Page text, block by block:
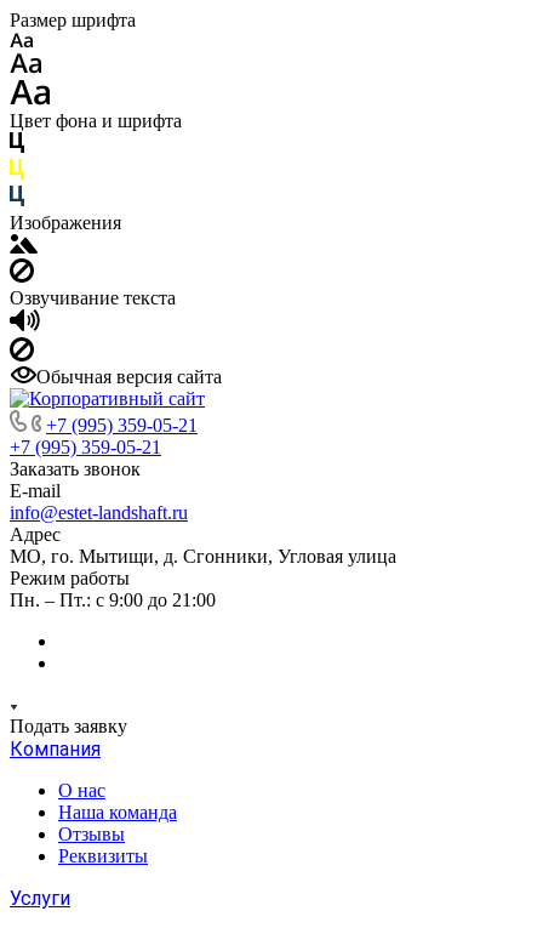
Размер шрифта
Цвет фона и шрифта
Изображения
Озвучивание текста
Обычная версия сайта
+7 (995) 359-05-21
+7 (995) 359-05-21
Заказать звонок
E-mail
info@estet-landshaft.ru
Адрес
МО, го. Мытищи, д. Сгонники, Угловая улица
Режим работы
Пн. – Пт.: с 9:00 до 21:00
Подать заявку
Компания
О нас
Наша команда
Отзывы
Реквизиты
Услуги